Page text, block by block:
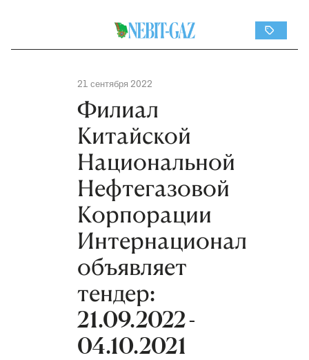
21 сентября 2022
Филиал
Китайской
Национальной
Нефтегазовой
Корпорации
Интернационал
объявляет
тендер:
21.09.2022 -
04.10.2021